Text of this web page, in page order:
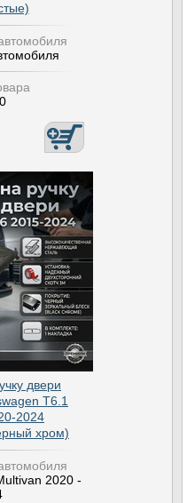
двери
T6.1
2024
хром)
2020 -